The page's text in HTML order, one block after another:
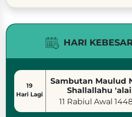
HARI
19
Hari Lagi
Sambutan Maulud
Shallallahu
11 Rabiul Awal